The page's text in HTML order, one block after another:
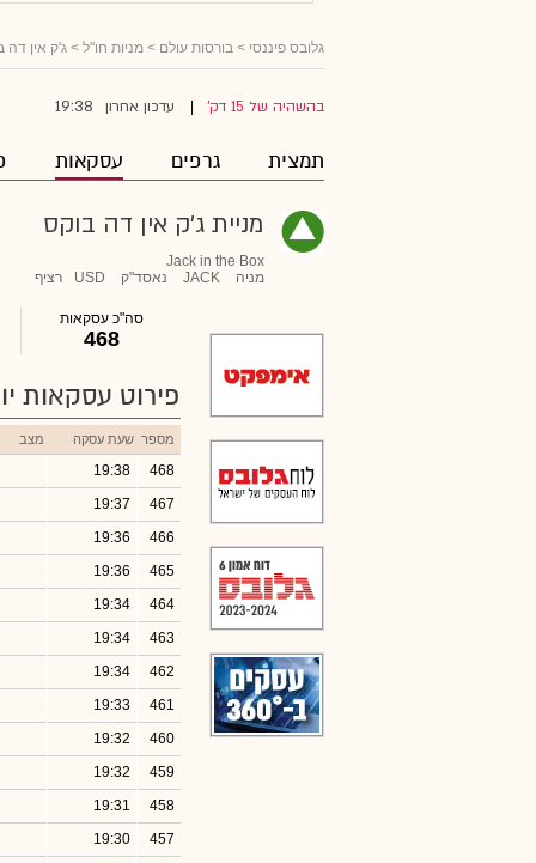
גלובס פיננסי > בורסות עולם > מניות חו"ל > ג'ק אין דה
בהשהיה של 15 דק' עדכון אחרון 19:38
תמצית גרפים עסקאות
מניית ג'ק אין דה בוקס
Jack in the Box
מניה
JACK נאסד"ק USD רציף
סה"כ עסקאות
468
פירוט עסקאות
מספר שעת עסקה מצב
468
19:38
467
19:37
466
19:36
465
19:36
464
19:34
463
19:34
462
19:34
461
19:33
460
19:32
459
19:32
458
19:31
457
19:30